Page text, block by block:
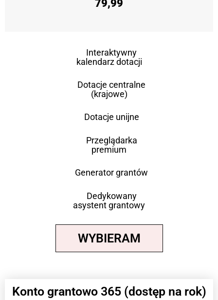
79,99
Interaktywny
kalendarz dotacji
Dotacje centralne
(krajowe)
Dotacje unijne
Przeglądarka
premium
Generator grantów
Dedykowany
asystent grantowy
WYBIERAM
Konto grantowo 365 (dostęp na rok)